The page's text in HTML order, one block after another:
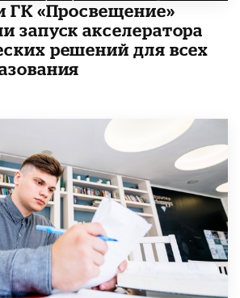
ГК «Просвещение»
запуск акселератора
решений для всех